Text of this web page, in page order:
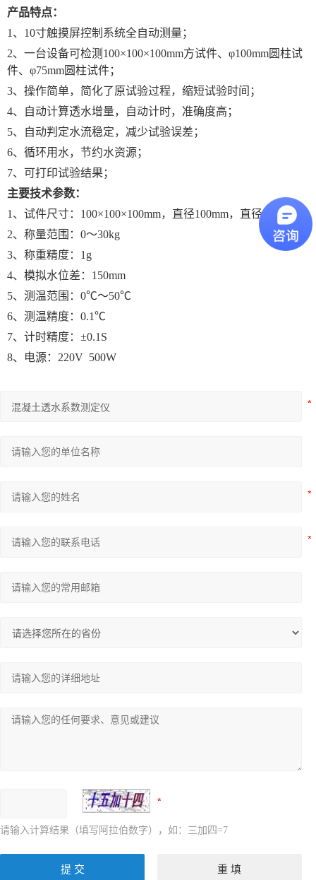
产品特点：
1、10寸触摸屏控制系统全自动测量；
2、一台设备可检测100×100×100mm方试件、φ100mm圆柱试
件、φ75mm圆柱试件；
3、操作简单，简化了原试验过程，缩短试验时间；
4、自动计算透水增量，自动计时，准确度高；
5、自动判定水流稳定，减少试验误差；
6、循环用水，节约水资源；
7、可打印试验结果；
主要技术参数：
1、试件尺寸：100×100×100mm，直径100mm，直径75mm；
2、称量范围：0～30kg
3、称重精度：1g
4、模拟水位差：150mm
5、测温范围：0℃～50℃
6、测温精度：0.1℃
7、计时精度：±0.1S
8、电源：220V 500W
请输入计算结果（填写阿拉伯数字），如：三加四=7